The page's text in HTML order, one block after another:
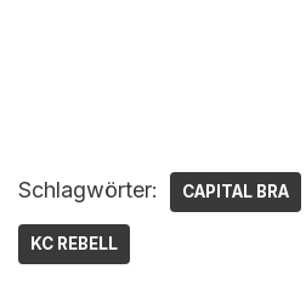
Schlagwörter: CAPITAL BRA
KC REBELL